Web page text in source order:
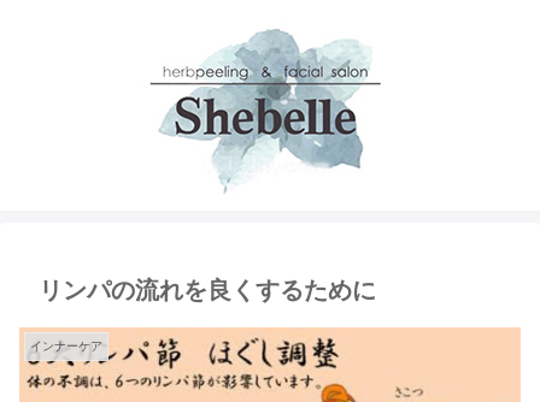
リンパの流れを良くするために
インナーケア